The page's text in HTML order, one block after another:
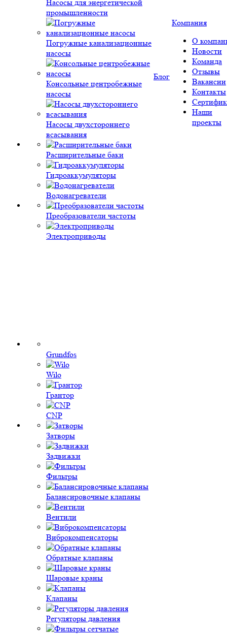
Насосы для энергетической
промышленности
Погружные канализационные
насосы
Консольные центробежные
насосы
Насосы двухстороннего
всасывания
Расширительные баки
Гидроаккумуляторы
Водонагреватели
Преобразователи частоты
Электроприводы
Grundfos
Wilo
Грантор
CNP
Затворы
Задвижки
Фильтры
Балансировочные клапаны
Вентили
Виброкомпенсаторы
Обратные клапаны
Шаровые краны
Клапаны
Регуляторы давления
Блог
Компания
О
Новости
Команда
Отзывы
Вакансии
Контакты
Наши
проекты